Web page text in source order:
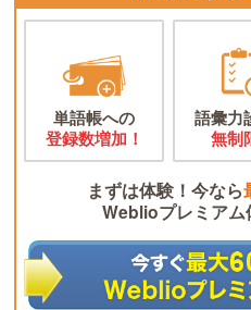
単語帳への
登録数増加！
語彙力
無制
まずは体験！今なら
Weblioプレミアム